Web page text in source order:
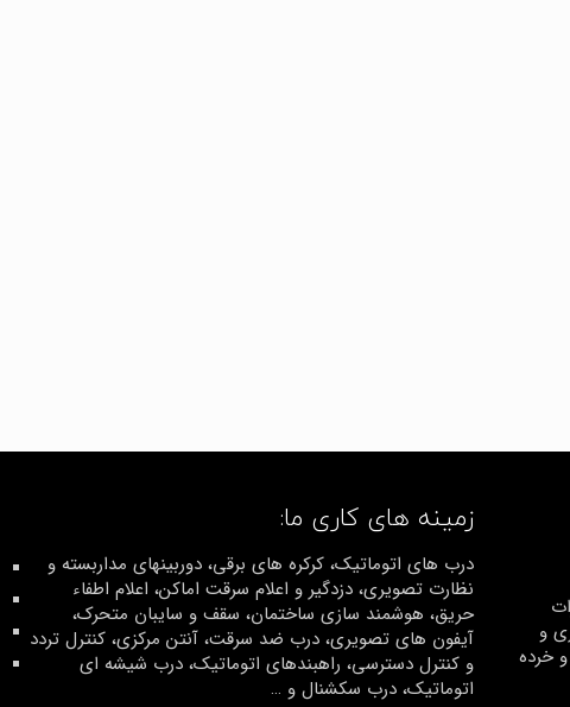
و
خرده
زمینه های کاری ما:
درب های اتوماتیک، کرکره های برقی، دوربینهای مداربسته و
نظارت تصویری، دزدگیر و اعلام سرقت اماکن، اعلام اطفاء
حریق، هوشمند سازی ساختمان، سقف و سایبان متحرک،
آیفون های تصویری، درب ضد سرقت، آنتن مرکزی، کنترل تردد
و کنترل دسترسی، راهبندهای اتوماتیک، درب شیشه ای
اتوماتیک، درب سکشنال و …